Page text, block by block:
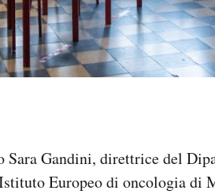
Gandini, direttrice del
Europeo di oncologia di